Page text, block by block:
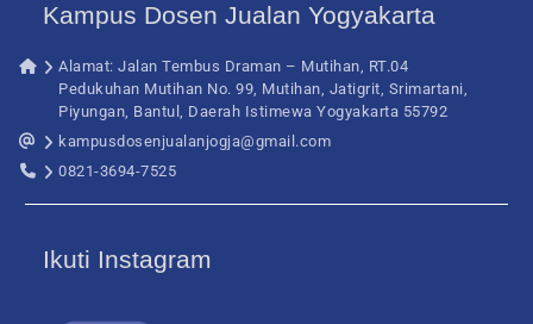
Kampus Dosen Jualan Yogyakarta
Alamat: Jalan Tembus Draman – Mutihan, RT.04
Pedukuhan Mutihan No. 99, Mutihan, Jatigrit, Srimartani,
Piyungan, Bantul, Daerah Istimewa Yogyakarta 55792
kampusdosenjualanjogja@gmail.com
0821-3694-7525
Ikuti Instagram